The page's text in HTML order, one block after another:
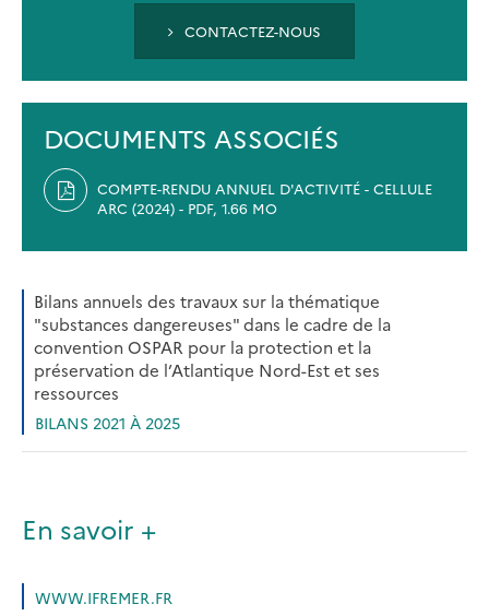
CONTACTEZ-NOUS
DOCUMENTS ASSOCIÉS
COMPTE-RENDU ANNUEL D'ACTIVITÉ - CELLULE
ARC (2024) - PDF, 1.66 MO
Bilans annuels des travaux sur la thématique
"substances dangereuses" dans le cadre de la
convention OSPAR pour la protection et la
préservation de l’Atlantique Nord-Est et ses
ressources
BILANS 2021 À 2025
En savoir +
WWW.IFREMER.FR